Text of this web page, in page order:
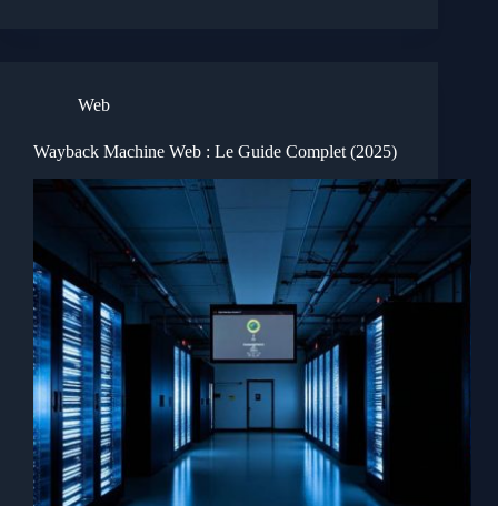
Web
Wayback Machine Web : Le Guide Complet (2025)